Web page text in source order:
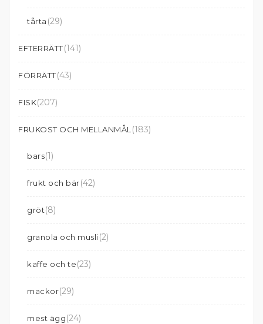
tårta (29)
EFTERRÄTT(141)
FÖRRÄTT(43)
FISK(207)
FRUKOST OCH MELLANMÅL (183)
bars(1)
frukt och bär(42)
gröt(8)
granola och musli(2)
kaffe och te(23)
mackor(29)
mest ägg(24)